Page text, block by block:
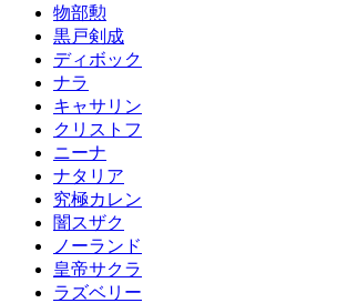
物部勲
黒戸剣成
ディボック
ナラ
キャサリン
クリストフ
ニーナ
ナタリア
究極カレン
闇スザク
ノーランド
皇帝サクラ
ラズベリー